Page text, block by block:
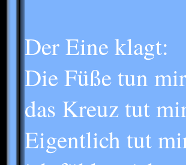
Der Eine klagt:
Die Füße tun
das Kreuz tut
Eigentlich tut